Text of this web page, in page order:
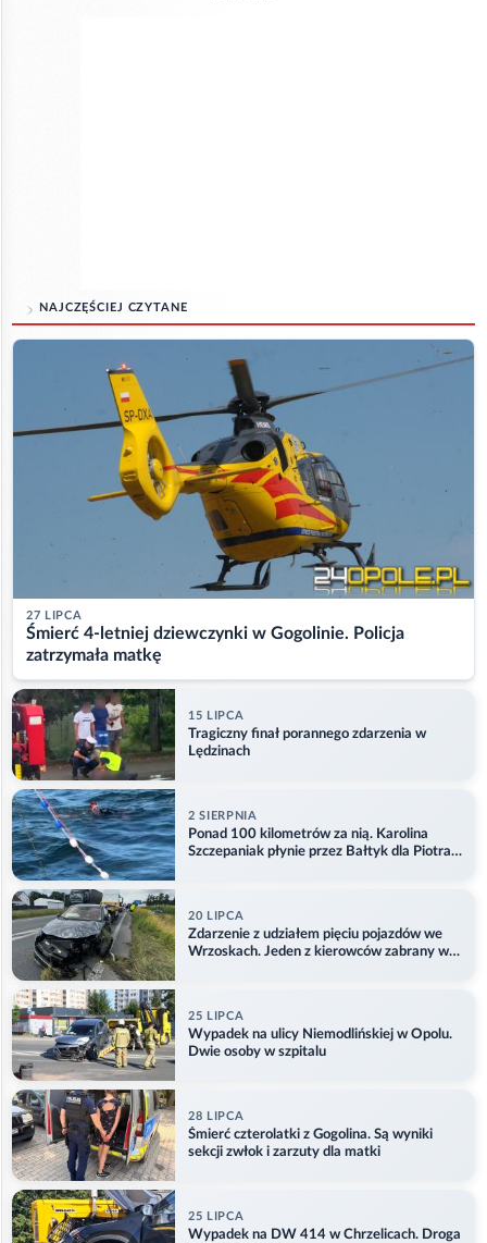
NAJCZĘŚCIEJ CZYTANE
27 LIPCA
Śmierć 4-letniej dziewczynki w Gogolinie. Policja
zatrzymała matkę
15 LIPCA
Tragiczny finał porannego zdarzenia w
Lędzinach
2 SIERPNIA
Ponad 100 kilometrów za nią. Karolina
Szczepaniak płynie przez Bałtyk dla Piotra.
20 LIPCA
Zdarzenie z udziałem pięciu pojazdów we
Wrzoskach. Jeden z kierowców zabrany w
25 LIPCA
Wypadek na ulicy Niemodlińskiej w Opolu.
Dwie osoby w szpitalu
28 LIPCA
Śmierć czterolatki z Gogolina. Są wyniki
sekcji zwłok i zarzuty dla matki
25 LIPCA
Wypadek na DW 414 w Chrzelicach. Droga